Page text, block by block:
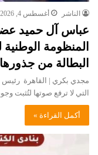
الناشر أغسطس 4, 2026
عباس آل حميد
المنظومة
البطالة من جذورها
مجدي بكري | القاهرة رئيس
التي لا ترفع صوتها لتُثبت
أكمل القراءة »